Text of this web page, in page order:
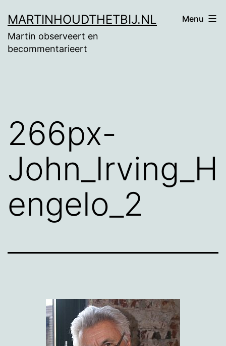
naar
de
MARTINHOUDTHETBIJ.NL
Martin observeert en
becommentarieert
Menu
266px-
John_Irving_H
engelo_2